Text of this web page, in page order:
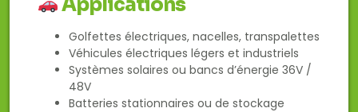
Golfettes électriques, nacelles, transpalettes
Véhicules électriques légers et industriels
Systèmes solaires ou bancs d’énergie 36V /
48V
Batteries stationnaires ou de stockage